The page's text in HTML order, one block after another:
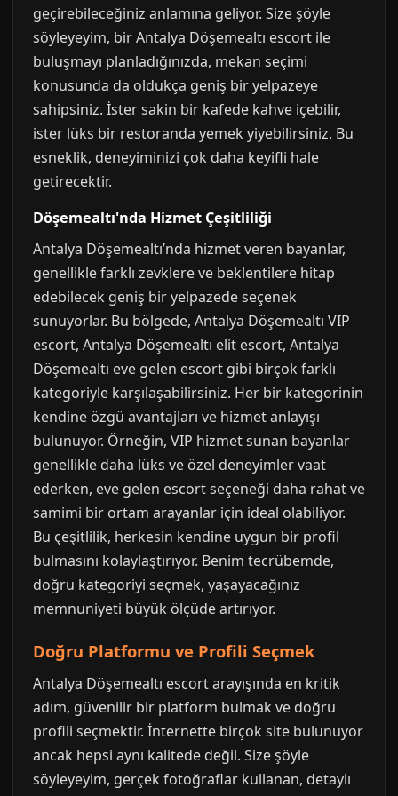
geçirebileceğiniz anlamına geliyor. Size şöyle
söyleyeyim, bir Antalya Döşemealtı escort ile
buluşmayı planladığınızda, mekan seçimi
konusunda da oldukça geniş bir yelpazeye
sahipsiniz. İster sakin bir kafede kahve içebilir,
ister lüks bir restoranda yemek yiyebilirsiniz. Bu
esneklik, deneyiminizi çok daha keyifli hale
getirecektir.
Döşemealtı'nda Hizmet Çeşitliliği
Antalya Döşemealtı’nda hizmet veren bayanlar,
genellikle farklı zevklere ve beklentilere hitap
edebilecek geniş bir yelpazede seçenek
sunuyorlar. Bu bölgede, Antalya Döşemealtı VIP
escort, Antalya Döşemealtı elit escort, Antalya
Döşemealtı eve gelen escort gibi birçok farklı
kategoriyle karşılaşabilirsiniz. Her bir kategorinin
kendine özgü avantajları ve hizmet anlayışı
bulunuyor. Örneğin, VIP hizmet sunan bayanlar
genellikle daha lüks ve özel deneyimler vaat
ederken, eve gelen escort seçeneği daha rahat ve
samimi bir ortam arayanlar için ideal olabiliyor.
Bu çeşitlilik, herkesin kendine uygun bir profil
bulmasını kolaylaştırıyor. Benim tecrübemde,
doğru kategoriyi seçmek, yaşayacağınız
memnuniyeti büyük ölçüde artırıyor.
Doğru Platformu ve Profili Seçmek
Antalya Döşemealtı escort arayışında en kritik
adım, güvenilir bir platform bulmak ve doğru
profili seçmektir. İnternette birçok site bulunuyor
ancak hepsi aynı kalitede değil. Size şöyle
söyleyeyim, gerçek fotoğraflar kullanan, detaylı